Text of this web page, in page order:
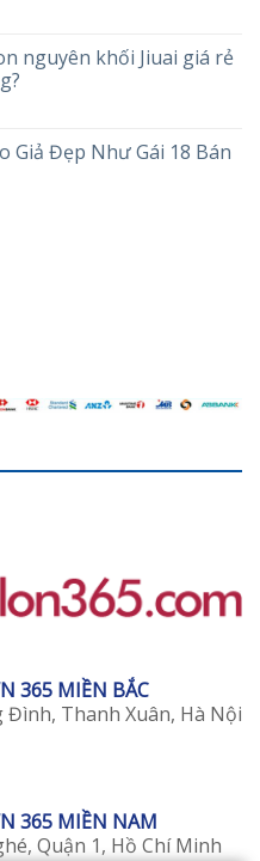
nguyên khối Jiuai giá rẻ
Giả Đẹp Như Gái 18 Bán
365 MIỀN BẮC
Thanh Xuân, Hà Nội
365 MIỀN NAM
Quận 1, Hồ Chí Minh